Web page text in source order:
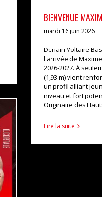
BIENVENUE
mardi 16 juin 2026
Denain Voltaire
l'arrivée de
2026-2027. À
(1,93 m) vient
un profil alliant
niveau et fort
Originaire des
Lire la suite